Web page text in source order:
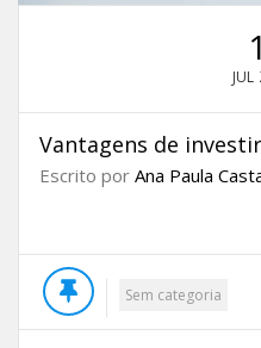
JUL
Vantagens de
Escrito por Ana Paula
Sem categoria